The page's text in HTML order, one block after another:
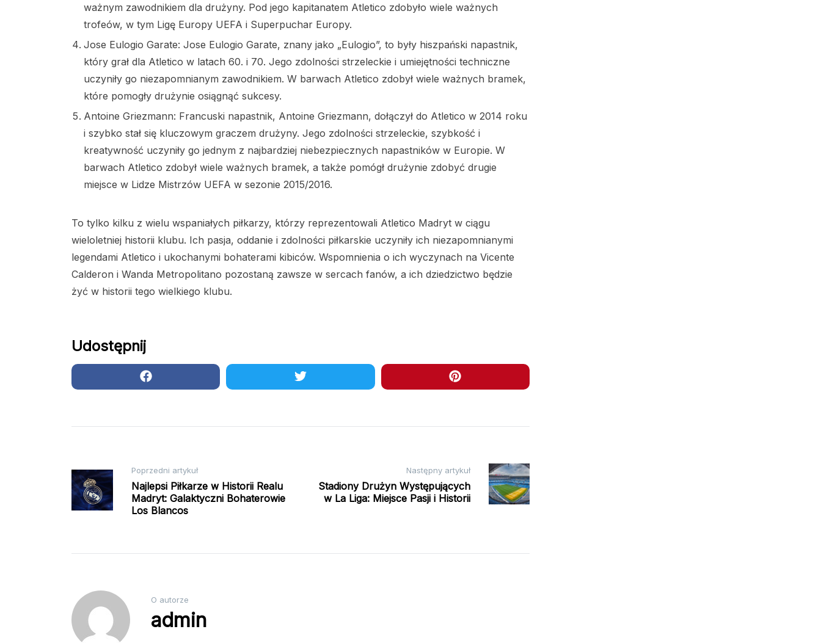
ważnym zawodnikiem dla drużyny. Pod jego kapitanatem Atletico zdobyło wiele ważnych
trofeów, w tym Ligę Europy UEFA i Superpuchar Europy.
Jose Eulogio Garate: Jose Eulogio Garate, znany jako „Eulogio”, to były hiszpański napastnik,
który grał dla Atletico w latach 60. i 70. Jego zdolności strzeleckie i umiejętności techniczne
uczyniły go niezapomnianym zawodnikiem. W barwach Atletico zdobył wiele ważnych bramek,
które pomogły drużynie osiągnąć sukcesy.
Antoine Griezmann: Francuski napastnik, Antoine Griezmann, dołączył do Atletico w 2014 roku
i szybko stał się kluczowym graczem drużyny. Jego zdolności strzeleckie, szybkość i
kreatywność uczyniły go jednym z najbardziej niebezpiecznych napastników w Europie. W
barwach Atletico zdobył wiele ważnych bramek, a także pomógł drużynie zdobyć drugie
miejsce w Lidze Mistrzów UEFA w sezonie 2015/2016.
To tylko kilku z wielu wspaniałych piłkarzy, którzy reprezentowali Atletico Madryt w ciągu
wieloletniej historii klubu. Ich pasja, oddanie i zdolności piłkarskie uczyniły ich niezapomnianymi
legendami Atletico i ukochanymi bohaterami kibiców. Wspomnienia o ich wyczynach na Vicente
Calderon i Wanda Metropolitano pozostaną zawsze w sercach fanów, a ich dziedzictwo będzie
żyć w historii tego wielkiego klubu.
Udostępnij
Nawigacja
wpisu
Poprzedni artykuł
Najlepsi Piłkarze w Historii Realu
Madryt: Galaktyczni Bohaterowie
Los Blancos
Następny artykuł
Stadiony Drużyn Występujących
w La Liga: Miejsce Pasji i Historii
O autorze
admin